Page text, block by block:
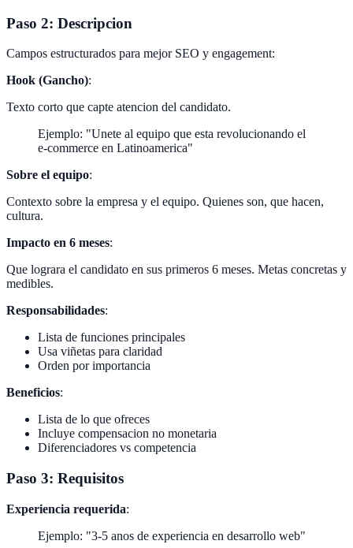
Paso 2: Descripcion
Campos estructurados para mejor SEO y engagement:
Hook (Gancho):
Texto corto que capte atencion del candidato.
Ejemplo: "Unete al equipo que esta revolucionando el
e-commerce en Latinoamerica"
Sobre el equipo:
Contexto sobre la empresa y el equipo. Quienes son, que hacen,
cultura.
Impacto en 6 meses:
Que lograra el candidato en sus primeros 6 meses. Metas concretas y
medibles.
Responsabilidades:
Lista de funciones principales
Usa viñetas para claridad
Orden por importancia
Beneficios:
Lista de lo que ofreces
Incluye compensacion no monetaria
Diferenciadores vs competencia
Paso 3: Requisitos
Experiencia requerida:
Ejemplo: "3-5 anos de experiencia en desarrollo web"